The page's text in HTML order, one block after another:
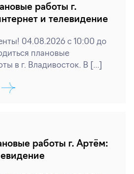
работы г.
и телевидение
04.08.2026 с 10:00 до
плановые
в г. Владивосток. В […]
работы г. Артём: